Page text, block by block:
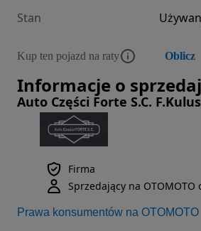
Stan
Kup ten pojazd na raty Oblicz
Informacje o
Auto Części Forte S.C.
Firma
Sprzedający na OTOMOTO
Prawa konsumentów na OTOMOTO